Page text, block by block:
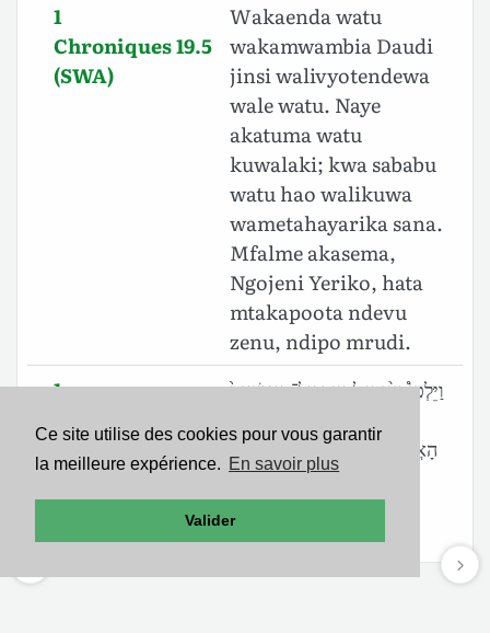
Ce site utilise des cookies pour vous garantir
la meilleure expérience. En savoir plus
Valider
1
Chroniques 19.5
(SWA)
Wakaenda watu
wakamwambia Daudi
jinsi walivyotendewa
wale watu. Naye
akatuma watu
kuwalaki; kwa sababu
watu hao walikuwa
wametahayarika sana.
Mfalme akasema,
Ngojeni Yeriko, hata
mtakapoota ndevu
zenu, ndipo mrudi.
1
(BHS)
וַיֵּלְכוּ֩ וַיַּגִּ֨ידוּ לְדָוִ֤יד עַל־הָֽאֲנָשִׁים֙
הָאֲנָשִׁ֖ים נִכְלָמִ֣ים מְאֹ֑ד וַיֹּ֤אמֶר
הַמֶּ֨לֶךְ֙ שְׁב֣וּ בִֽירֵחֹ֔ו עַ֛ד
אֲשֶׁר־יְצַמַּ֥ח זְקַנְכֶ֖ם וְשַׁבְתֶּֽם׃